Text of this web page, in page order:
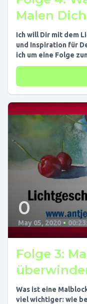
Malen
Ich will Dir mit dem
und Inspiration für
ich um eine Folge
0
May 05, 2020 •
Folge 3:
Was ist eine
viel wichtiger: wie